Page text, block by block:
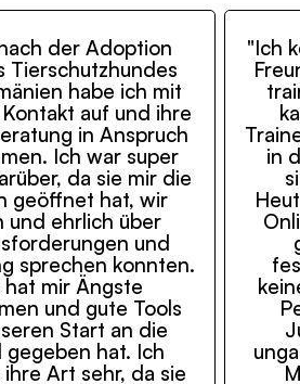
der Adoption
Tierschutzhundes
habe ich mit
auf und ihre
in Anspruch
Ich war super
da sie mir die
geöffnet hat, wir
und ehrlich über
und
sprechen konnten.
hat mir Ängste
und gute Tools
Start an die
gegeben hat. Ich
Art sehr, da sie
"Ich
in